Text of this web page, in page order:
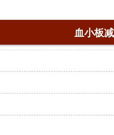
血小板